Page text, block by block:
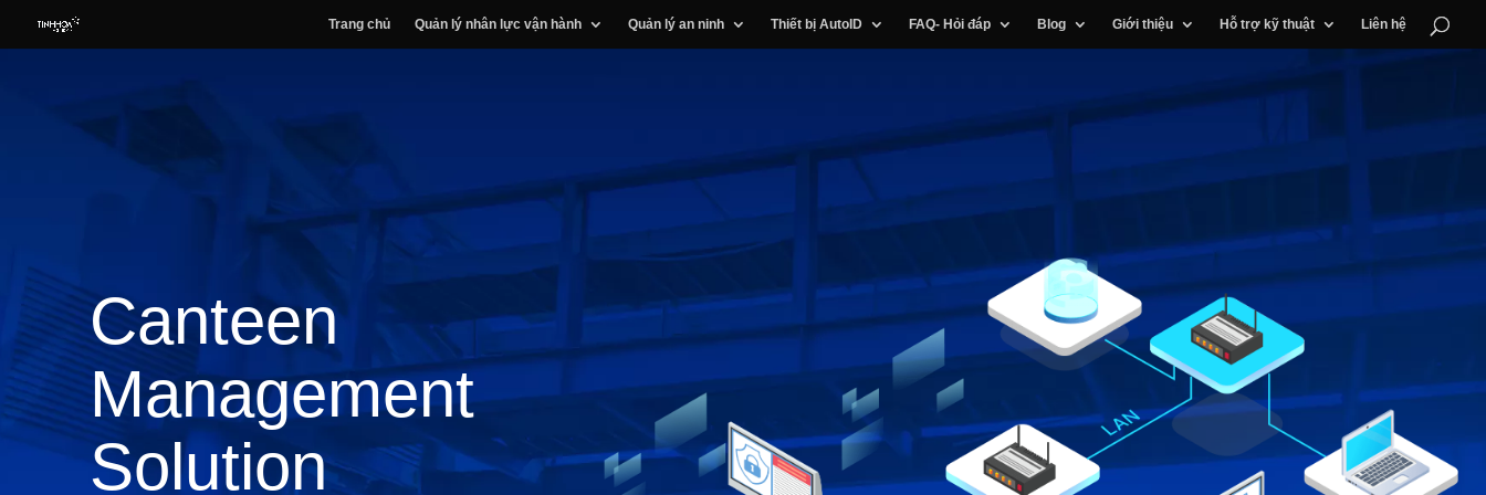
Trang chủ Quản lý nhân lực vận hành Quản lý an ninh Thiết bị AutoID FAQ- Hỏi đáp Blog Giới thiệu Hỗ trợ kỹ thuật Liên hệ
Canteen
Management
Solution